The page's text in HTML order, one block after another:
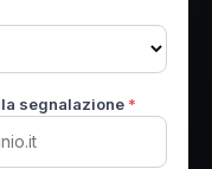
segnalazione *